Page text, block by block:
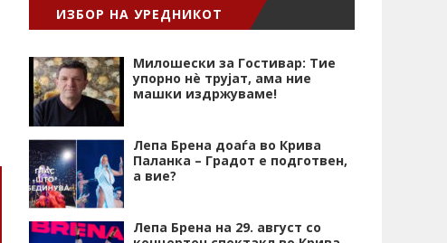
ИЗБОР НА УРЕДНИКОТ
Милошески за Гостивар: Тие
упорно нѐ трујат, ама ние
машки издржуваме!
Лепа Брена доаѓа во Крива
Паланка – Градот е подготвен,
а вие?
Лепа Брена на 29. август со